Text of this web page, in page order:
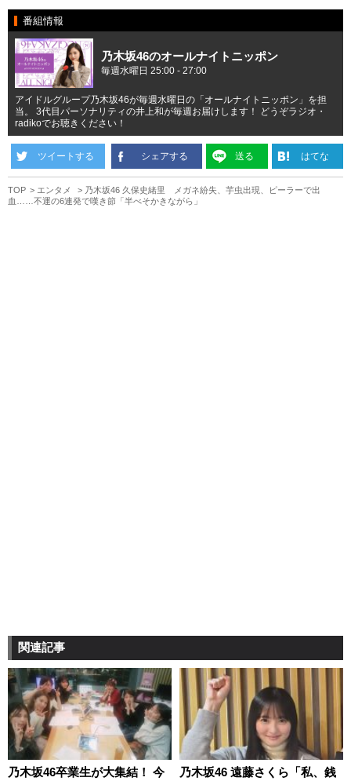
番組情報
乃木坂46のオールナイトニッポン
毎週水曜日 25:00 - 27:00
アイドルグループ乃木坂46が毎週水曜日の「オールナイトニッポン」を担
当。 3代目パーソナリティの井上和が毎週お届けします！ どうぞラジオ・
radikoでお聴きください！
ツイートする シェアする 送る はてな
TOP エンタメ
乃木坂46 久保史緒里 メガネ紛失、芋虫出現、ピーラーで出
血……不運の6連発で嘆き節「半べそかきながら」
関連記事
乃木坂46卒業生が大集結！ 今
乃木坂46 遠藤さくら「私、銭